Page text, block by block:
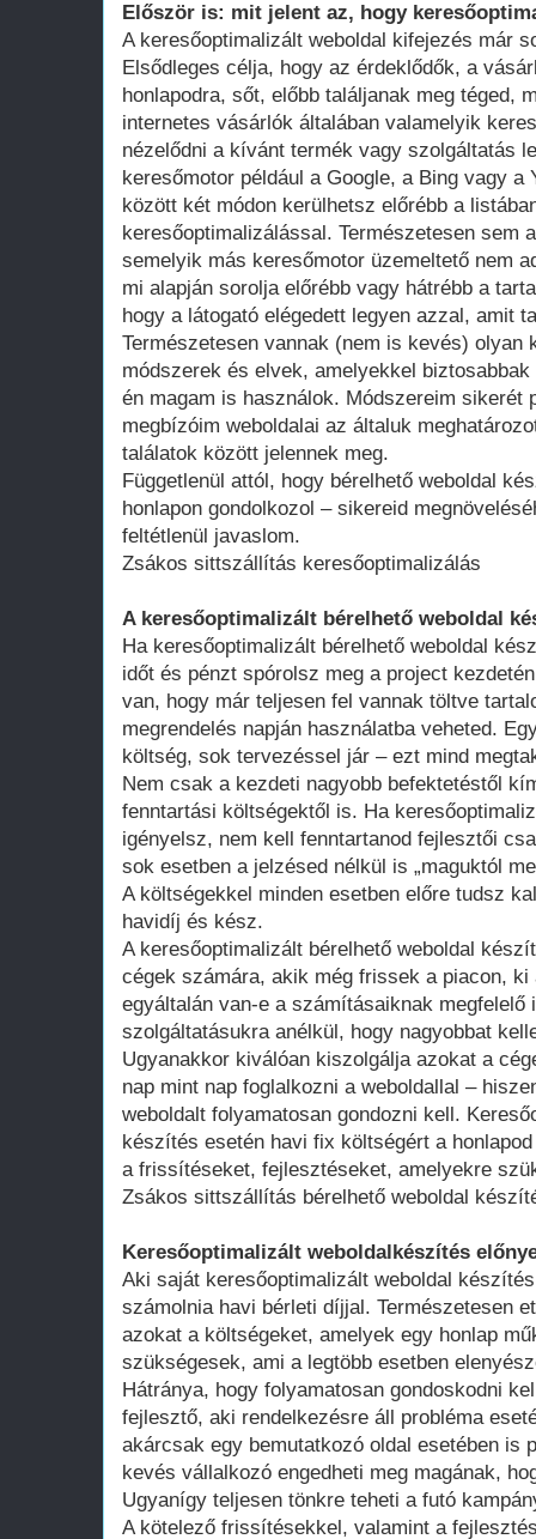
Először is: mit jelent az, hogy
A keresőoptimalizált weboldal kifejezés már
Elsődleges célja, hogy az érdeklődők, a
honlapodra, sőt, előbb találjanak meg téged,
internetes vásárlók általában valamelyik
nézelődni a kívánt termék vagy szolgáltatás
keresőmotor például a Google, a Bing vagy a
között két módon kerülhetsz előrébb a
keresőoptimalizálással. Természetesen sem
semelyik más keresőmotor üzemeltető nem
mi alapján sorolja előrébb vagy hátrébb a
hogy a látogató elégedett legyen azzal, amit
Természetesen vannak (nem is kevés) olyan
módszerek és elvek, amelyekkel
én magam is használok. Módszereim sikerét
megbízóim weboldalai az általuk
találatok között jelennek meg.
Függetlenül attól, hogy bérelhető weboldal
honlapon gondolkozol – sikereid
feltétlenül javaslom.
Zsákos sittszállítás keresőoptimalizálás
A keresőoptimalizált bérelhető weboldal
Ha keresőoptimalizált bérelhető weboldal
időt és pénzt spórolsz meg a project
van, hogy már teljesen fel vannak töltve
megrendelés napján használatba veheted.
költség, sok tervezéssel jár – ezt mind
Nem csak a kezdeti nagyobb befektetéstől
fenntartási költségektől is. Ha
igényelsz, nem kell fenntartanod fejlesztői
sok esetben a jelzésed nélkül is „maguktól
A költségekkel minden esetben előre tudsz
havidíj és kész.
A keresőoptimalizált bérelhető weboldal
cégek számára, akik még frissek a piacon, ki
egyáltalán van-e a számításaiknak megfelelő
szolgáltatásukra anélkül, hogy nagyobbat
Ugyanakkor kiválóan kiszolgálja azokat a
nap mint nap foglalkozni a weboldallal –
weboldalt folyamatosan gondozni kell.
készítés esetén havi fix költségért a
a frissítéseket, fejlesztéseket, amelyekre
Zsákos sittszállítás bérelhető weboldal
Keresőoptimalizált weboldalkészítés
Aki saját keresőoptimalizált weboldal
számolnia havi bérleti díjjal. Természetesen
azokat a költségeket, amelyek egy honlap
szükségesek, ami a legtöbb esetben
Hátránya, hogy folyamatosan gondoskodni
fejlesztő, aki rendelkezésre áll probléma
akárcsak egy bemutatkozó oldal esetében is
kevés vállalkozó engedheti meg magának,
Ugyanígy teljesen tönkre teheti a futó
A kötelező frissítésekkel, valamint a